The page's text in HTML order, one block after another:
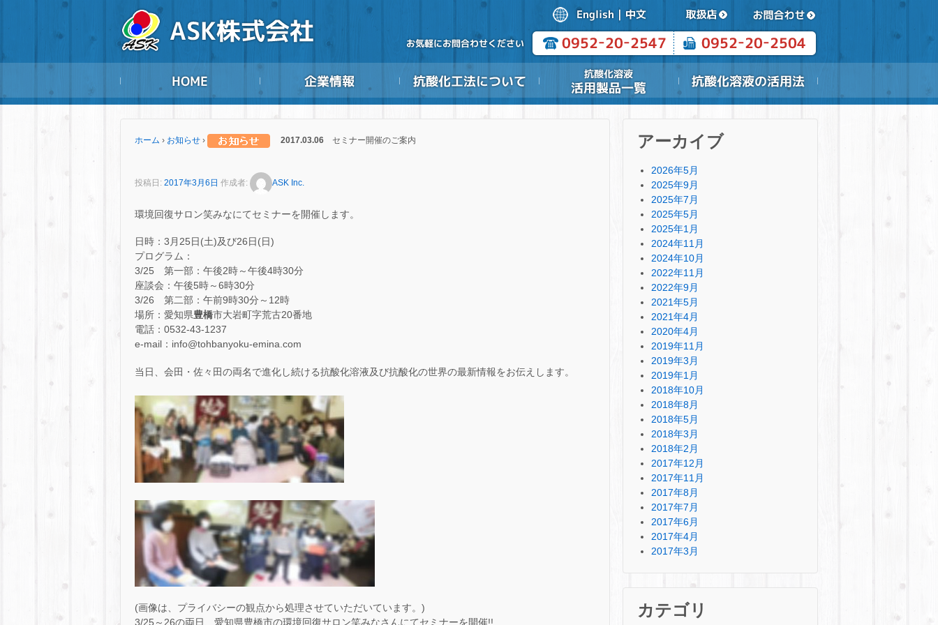
ホーム › お知らせ › 2017.03.06 セミナー開催のご案内
投稿日: 2017年3月6日 作成者: ASK Inc.
環境回復サロン笑みなにてセミナーを開催します。
日時：3月25日(土)及び26日(日)
プログラム：
3/25 第一部：午後2時～午後4時30分
座談会：午後5時～6時30分
3/26 第二部：午前9時30分～12時
場所：愛知県豊橋市大岩町字荒古20番地
電話：0532-43-1237
e-mail：info@tohbanyoku-emina.com
当日、会田・佐々田の両名で進化し続ける抗酸化溶液及び抗酸化の世界の最新情報をお伝えします。
(画像は、プライバシーの観点から処理させていただいています。)
3/25～26の両日、愛知県豊橋市の環境回復サロン笑みなさんにてセミナーを開催!!
アーカイブ
2026年5月
2025年9月
2025年7月
2025年5月
2025年1月
2024年11月
2024年10月
2022年11月
2022年9月
2021年5月
2021年4月
2020年4月
2019年11月
2019年3月
2019年1月
2018年10月
2018年8月
2018年5月
2018年3月
2018年2月
2017年12月
2017年11月
2017年8月
2017年7月
2017年6月
2017年4月
2017年3月
カテゴリ